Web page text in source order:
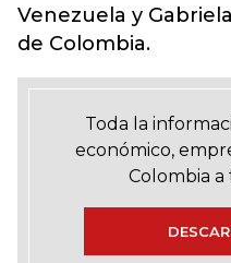
Venezuela y
de Colombia.
Toda la
económico,
Colombia